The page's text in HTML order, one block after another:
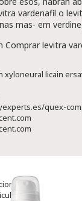
vardenafil o
mas- em
Comprar levitra
xyloneural licain
quex-